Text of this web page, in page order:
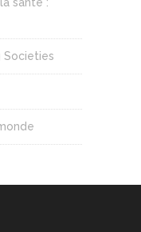
santé :
Societies